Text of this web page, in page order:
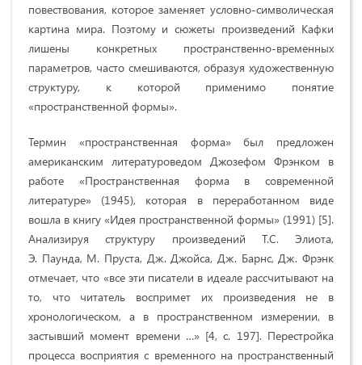
повествования, которое заменяет условно-символическая
картина мира. Поэтому и сюжеты произведений Кафки
лишены конкретных пространственно-временных
параметров, часто смешиваются, образуя художественную
структуру, к которой применимо понятие
«пространственной формы».
Термин «пространственная форма» был предложен
американским литературоведом Джозефом Фрэнком в
работе «Пространственная форма в современной
литературе» (1945), которая в переработанном виде
вошла в книгу «Идея пространственной формы» (1991) [5].
Анализируя структуру произведений Т.С. Элиота,
Э. Паунда, М. Пруста, Дж. Джойса, Дж. Барнс, Дж. Фрэнк
отмечает, что «все эти писатели в идеале рассчитывают на
то, что читатель воспримет их произведения не в
хронологическом, а в пространственном измерении, в
застывший момент времени …» [4, с. 197]. Перестройка
процесса восприятия с временного на пространственный